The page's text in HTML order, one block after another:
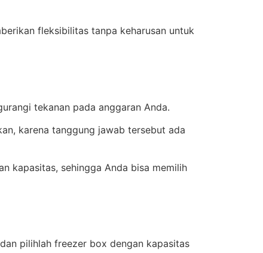
fleksibilitas tanpa keharusan untuk
tekanan pada anggaran Anda.
karena tanggung jawab tersebut ada
kapasitas, sehingga Anda bisa memilih
pilihlah freezer box dengan kapasitas